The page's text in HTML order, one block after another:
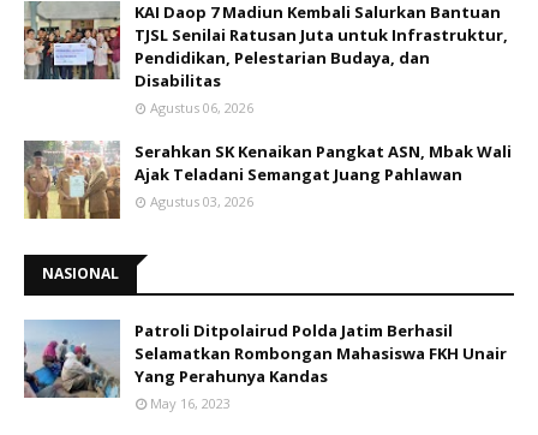
KAI Daop 7 Madiun Kembali Salurkan Bantuan
TJSL Senilai Ratusan Juta untuk Infrastruktur,
Pendidikan, Pelestarian Budaya, dan
Disabilitas
Agustus 06, 2026
Serahkan SK Kenaikan Pangkat ASN, Mbak Wali
Ajak Teladani Semangat Juang Pahlawan
Agustus 03, 2026
NASIONAL
Patroli Ditpolairud Polda Jatim Berhasil
Selamatkan Rombongan Mahasiswa FKH Unair
Yang Perahunya Kandas
May 16, 2023